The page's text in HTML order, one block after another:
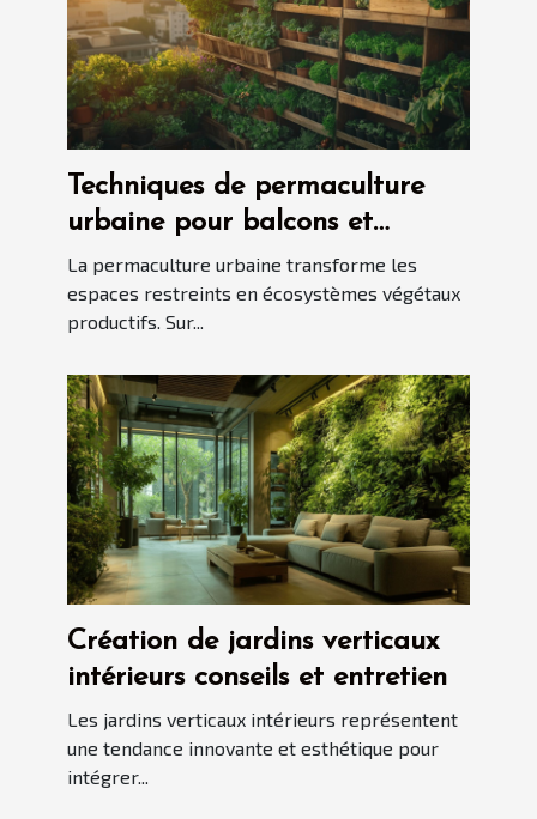
Techniques de permaculture
urbaine pour balcons et
terrasses
La permaculture urbaine transforme les
espaces restreints en écosystèmes végétaux
productifs. Sur...
Création de jardins verticaux
intérieurs conseils et entretien
Les jardins verticaux intérieurs représentent
une tendance innovante et esthétique pour
intégrer...